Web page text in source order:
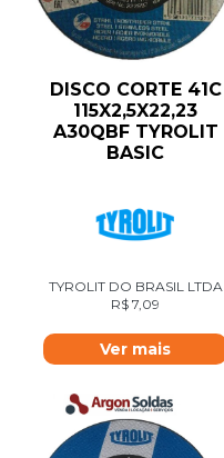
DISCO CORTE 41C
115X2,5X22,23
A30QBF TYROLIT
BASIC
TYROLIT DO BRASIL LTDA
R$ 7,09
Ver mais